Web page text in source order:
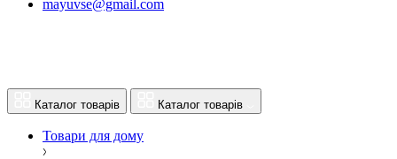
mayuvse@gmail.com
Каталог товарів Каталог товарів
Товари для дому